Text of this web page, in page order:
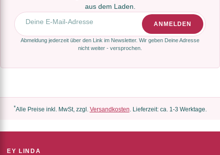
aus dem Laden.
E-Mail-Adresse
ANMELDEN
Abmeldung jederzeit über den Link im Newsletter. Wir geben Deine Adresse
nicht weiter - versprochen.
*Alle Preise inkl. MwSt, zzgl. Versandkosten. Lieferzeit: ca. 1-3 Werktage.
EY LINDA